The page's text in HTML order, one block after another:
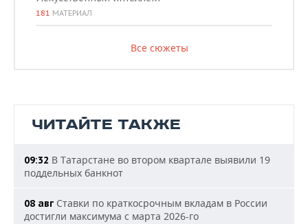
181 МАТЕРИАЛ
Все сюжеты
ЧИТАЙТЕ ТАКЖЕ
09:32 В Татарстане во втором квартале выявили 19
поддельных банкнот
08 авг Ставки по краткосрочным вкладам в России
достигли максимума с марта 2026-го